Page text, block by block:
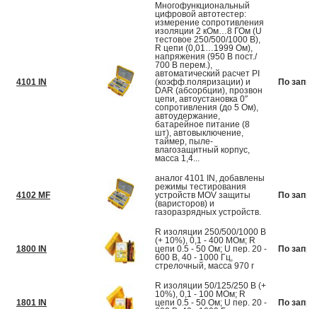
4101 IN
Многофункциональный
цифровой автотестер:
измерение сопротивления
изоляции 2 кОм…8 ГОм (U
тестовое 250/500/1000 В),
R цепи (0,01…1999 Ом),
напряжения (950 В пост./
700 В перем.),
автоматический расчет PI
(коэфф.поляризации) и
DAR (абсорбции), прозвон
цепи, автоустановка 0″
сопротивления (до 5 Ом),
автоудержание,
батарейное питание (8
шт), автовыключение,
таймер, пыле-
влагозащитный корпус,
масса 1,4...
По
4102 MF
аналог 4101 IN, добавлены
режимы тестирования
устройств MOV защиты
(варисторов) и
газоразрядных устройств.
По
1800 IN
R изоляции 250/500/1000 В
(+ 10%), 0,1 - 400 МОм; R
цепи 0.5 - 50 Ом; U пер. 20 -
600 В, 40 - 1000 Гц,
стрелочный, масса 970 г
По
1801 IN
R изоляции 50/125/250 В (+
10%), 0,1 - 100 МОм; R
цепи 0.5 - 50 Ом; U пер. 20 -
По